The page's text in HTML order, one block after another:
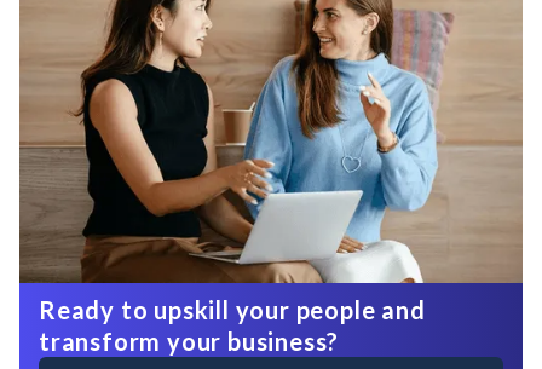
Ready to upskill your people and
transform your business?